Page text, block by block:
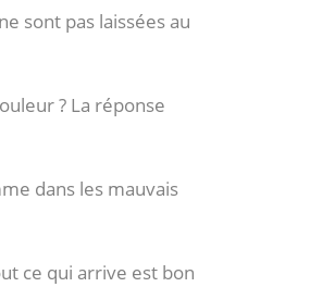
sont pas laissées au
? La réponse
dans les mauvais
ce qui arrive est bon